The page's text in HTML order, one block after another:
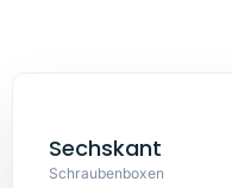
Sechskant
Schraubenboxen